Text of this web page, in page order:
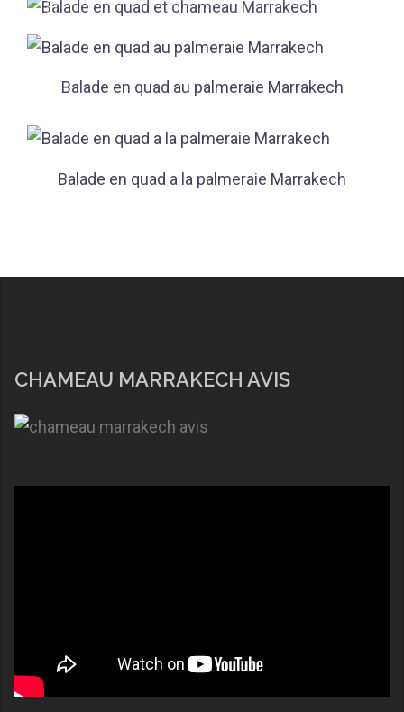
Balade en quad au palmeraie Marrakech
Balade en quad a la palmeraie Marrakech
CHAMEAU MARRAKECH AVIS